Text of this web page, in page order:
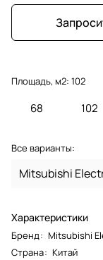
Площадь, м2: 102
68 102
Все варианты:
Mitsubishi
Характеристики
Бренд: Mitsubishi
Страна: Китай